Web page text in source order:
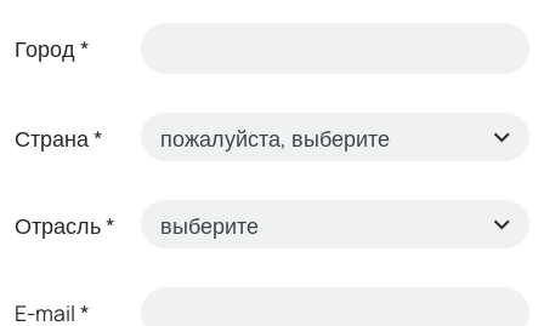
Город *
Страна *
Отрасль*
E-mail *